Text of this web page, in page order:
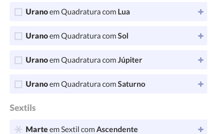
Uranoem Quadratura com Lua
Uranoem Quadratura comSol
Uranoem Quadratura comJúpiter
Uranoem Quadratura comSaturno
Sextils
Marteem Sextil comAscendente